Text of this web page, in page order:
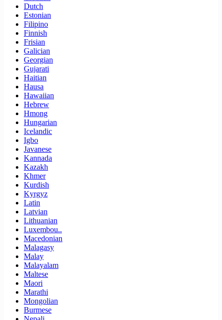
Dutch
Estonian
Filipino
Finnish
Frisian
Galician
Georgian
Gujarati
Haitian
Hausa
Hawaiian
Hebrew
Hmong
Hungarian
Icelandic
Igbo
Javanese
Kannada
Kazakh
Khmer
Kurdish
Kyrgyz
Latin
Latvian
Lithuanian
Luxembou..
Macedonian
Malagasy
Malay
Malayalam
Maltese
Maori
Marathi
Mongolian
Burmese